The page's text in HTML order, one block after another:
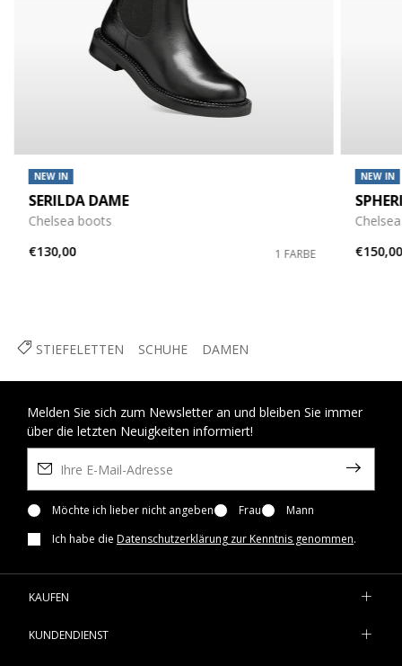
STIEFELETTEN SCHUHE DAMEN
NEW IN
SERILDA DAME
Chelsea boots
€130,00
1 FARBE
NEW IN
€150,00
Melden Sie sich zum Newsletter an und bleiben Sie immer
über die letzten Neuigkeiten informiert!
Möchte ich lieber nicht angeben Frau
Mann
Ich habe die Datenschutzerklärung zur Kenntnis genommen.
KAUFEN
KUNDENDIENST